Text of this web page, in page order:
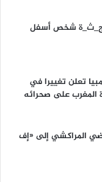
ج_ث_ة شخص أسفل
تعلن تغييرا في
المغرب على صحرائه
المراكشي إلى «إف